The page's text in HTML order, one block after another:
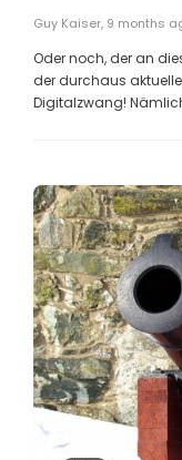
Guy Kaiser, 9 months
Oder noch, der an
der durchaus
Digitalzwang!